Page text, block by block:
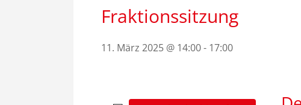
Fraktionssitzung
11. März 2025 @ 14:00- 17:00